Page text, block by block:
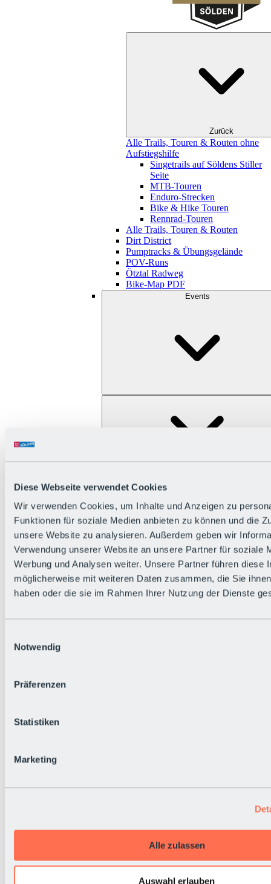
Diese Webseite verwendet Cookies
Wir verwenden Cookies, um Inhalte und Anzeigen zu
Funktionen für soziale Medien anbieten zu können und die
unsere Website zu analysieren. Außerdem geben wir
Verwendung unserer Website an unsere Partner für soziale
Werbung und Analysen weiter. Unsere Partner führen diese
möglicherweise mit weiteren Daten zusammen, die Sie
haben oder die sie im Rahmen Ihrer Nutzung der Dienste
Notwendig
Präferenzen
Statistiken
Marketing
Alle zulassen
Auswahl erlauben
Zurück
Alle Trails, Touren & Routen ohne
Aufstiegshilfe
Singetrails auf Söldens Stiller
Seite
MTB-Touren
Enduro-Strecken
Bike & Hike Touren
Rennrad-Touren
Alle Trails, Touren & Routen
Dirt District
Pumptracks & Übungsgelände
POV-Runs
Ötztal Radweg
Bike-Map PDF
Events